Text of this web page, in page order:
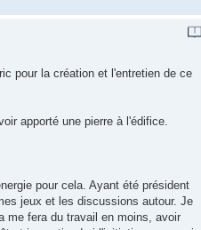
pour la création et l'entretien de ce
apporté une pierre à l'édifice.
pour cela. Ayant été président
jeux et les discussions autour. Je
me fera du travail en moins, avoir